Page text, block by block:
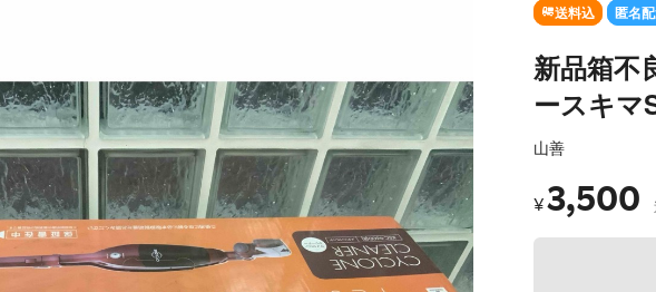
SOLD
送料込 匿名
新品箱
ースキマ
山善
¥3,500